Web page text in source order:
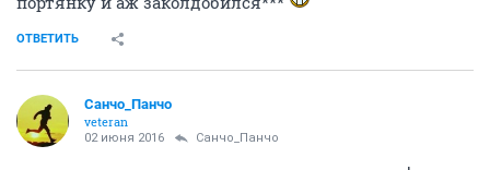
ОТВЕТИТЬ
Cанчо_Панчо
veteran
02 июня 2016 Cанчо_Панчо